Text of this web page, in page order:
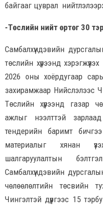
байгааг цуврал
-Төслийн нийт өртөг 30
Самбалхүндэвийн
төслийн хүрээнд
2026 оны хоёрдугаар
захирамжаар Нийслэлээс
Төслийн хүрээнд газар
ажлыг нээлттэй
тендерийн баримт бичгээ
материалыг хянан
шалгаруулалтын
Самбалхүндэвийн
чөлөөлөлтийн төсвийн
Чингэлтэй дүүргээс 15